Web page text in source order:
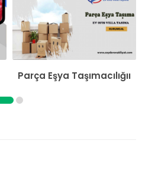
Parça Eşya Taşımacılığıı